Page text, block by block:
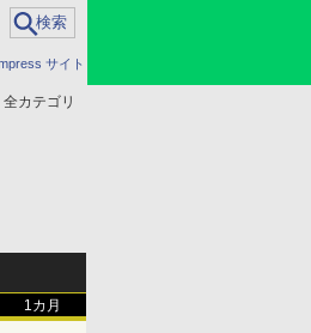
サイト
全カテゴリ
1カ月